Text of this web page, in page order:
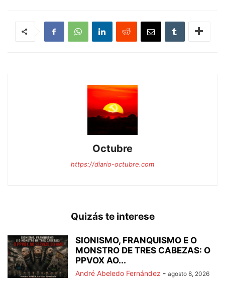
Octubre
https://diario-octubre.com
Quizás te interese
SIONISMO, FRANQUISMO E O
MONSTRO DE TRES CABEZAS: O
PPVOX AO...
André Abeledo Fernández - agosto 8, 2026